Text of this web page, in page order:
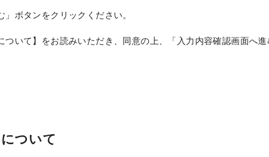
ボタンをクリックください。
いて】をお読みいただき、同意の上、「入力内容確認画面へ
ついて